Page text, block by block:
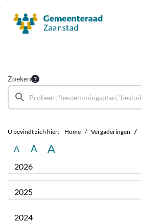
Zoeken
U bevindt zich hier: Home Vergaderingen
A A A
2026
2025
2024